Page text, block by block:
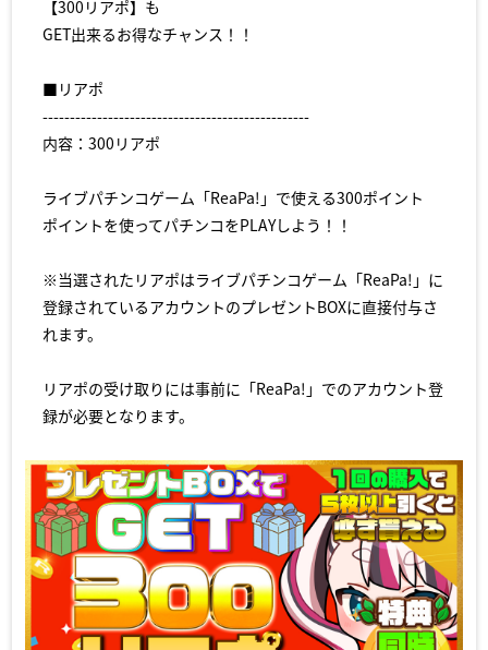
【300リアポ】も
GET出来るお得なチャンス！！
■リアポ
-------------------------------------------------
内容：300リアポ
ライブパチンコゲーム「ReaPa!」で使える300ポイント
ポイントを使ってパチンコをPLAYしよう！！
※当選されたリアポはライブパチンコゲーム「ReaPa!」に
登録されているアカウントのプレゼントBOXに直接付与さ
れます。
リアポの受け取りには事前に「ReaPa!」でのアカウント登
録が必要となります。